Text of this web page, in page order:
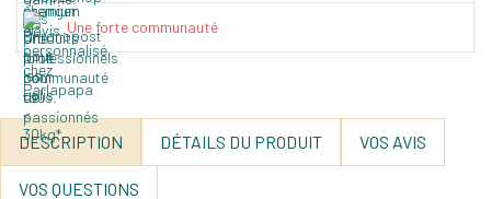
Une forte communauté
DESCRIPTION DÉTAILS DU PRODUIT VOS AVIS
VOS QUESTIONS